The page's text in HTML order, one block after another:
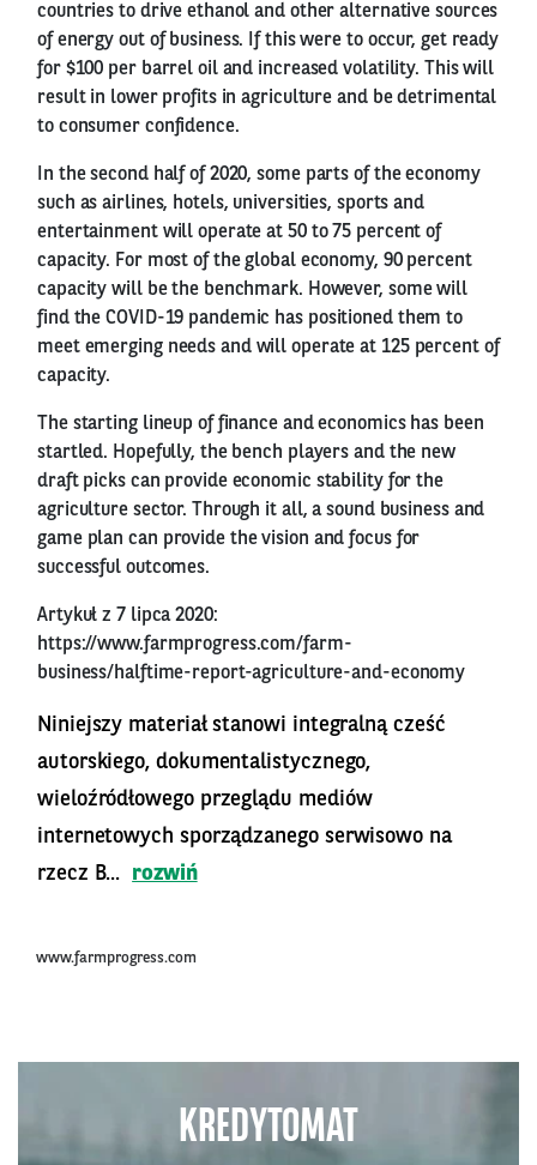
countries to drive ethanol and other alternative sources
of energy out of business. If this were to occur, get ready
for $100 per barrel oil and increased volatility. This will
result in lower profits in agriculture and be detrimental
to consumer confidence.
In the second half of 2020, some parts of the economy
such as airlines, hotels, universities, sports and
entertainment will operate at 50 to 75 percent of
capacity. For most of the global economy, 90 percent
capacity will be the benchmark. However, some will
find the COVID-19 pandemic has positioned them to
meet emerging needs and will operate at 125 percent of
capacity.
The starting lineup of finance and economics has been
startled. Hopefully, the bench players and the new
draft picks can provide economic stability for the
agriculture sector. Through it all, a sound business and
game plan can provide the vision and focus for
successful outcomes.
Artykuł z 7 lipca 2020:
https://www.farmprogress.com/farm-
business/halftime-report-agriculture-and-economy
Niniejszy materiał stanowi integralną cześć
autorskiego, dokumentalistycznego,
wieloźródłowego przeglądu mediów
internetowych sporządzanego serwisowo na
rzecz B...
rozwiń
www.farmprogress.com
KREDYTOMAT